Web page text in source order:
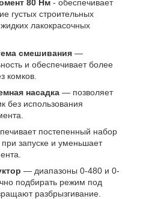
80 Нм - обеспечивает
густых строительных
лакокрасочных
смешивания —
и обеспечивает более
комков.
насадка — позволяет
без использования
постепенный набор
запуске и уменьшает
— диапазоны 0-480 и 0-
подбирать режим под
разбрызгивание.